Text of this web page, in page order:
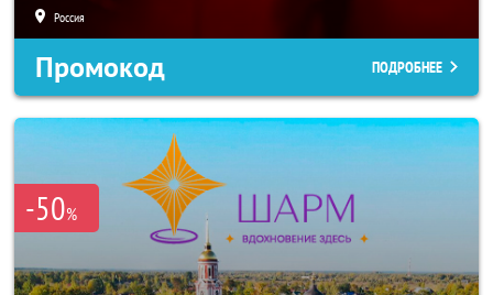
Россия
Промокод ПОДРОБНЕЕ
-50%